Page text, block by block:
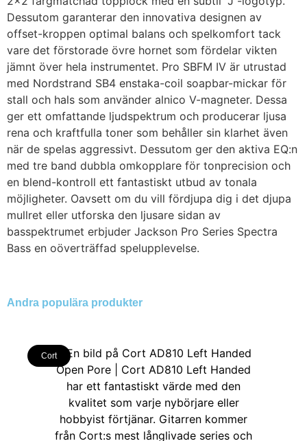
Dessutom garanterar den innovativa designen av
offset-kroppen optimal balans och spelkomfort tack
vare det förstorade övre hornet som fördelar vikten
jämnt över hela instrumentet. Pro SBFM IV är utrustad
med Nordstrand SB4 enstaka-coil soapbar-mickar för
stall och hals som använder alnico V-magneter. Dessa
ger ett omfattande ljudspektrum och producerar ljusa
rena och kraftfulla toner som behåller sin klarhet även
när de spelas aggressivt. Dessutom ger den aktiva EQ:n
med tre band dubbla omkopplare för tonprecision och
en blend-kontroll ett fantastiskt utbud av tonala
möjligheter. Oavsett om du vill fördjupa dig i det djupa
mullret eller utforska den ljusare sidan av
basspektrumet erbjuder Jackson Pro Series Spectra
Bass en oöverträffad spelupplevelse.
Andra populära produkter
Cort